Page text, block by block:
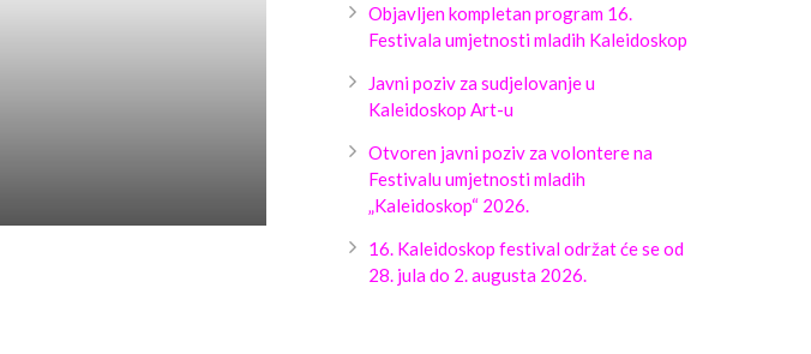
Objavljen kompletan program 16.
Festivala umjetnosti mladih Kaleidoskop
Javni poziv za sudjelovanje u
Kaleidoskop Art-u
Otvoren javni poziv za volontere na
Festivalu umjetnosti mladih
„Kaleidoskop“ 2026.
16. Kaleidoskop festival održat će se od
28. jula do 2. augusta 2026.